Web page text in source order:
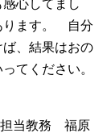
心してまし
ります。 自分
、結果はおの
てください。
担当教務 福原